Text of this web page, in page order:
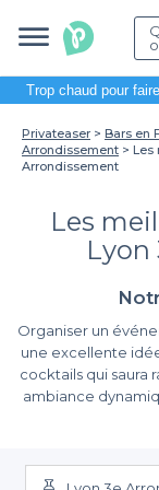
Trop chaud pour
Privateaser Bars en
Arrondissement
Les
Arrondissement
Les
Lyon
Organiser un
une excellente
cocktails qui saura
ambiance
parfaits pour
chic ou
Pourquoi